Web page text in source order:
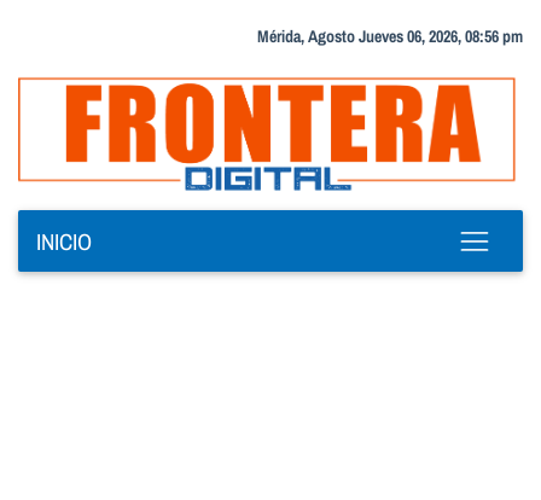
Mérida, Agosto Jueves 06, 2026, 08:56 pm
INICIO